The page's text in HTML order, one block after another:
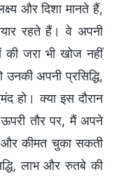
और दिशा मानते हैं,
रहते हैं। वे अपनी
की जरा भी खोज नहीं
अपनी प्रसिद्धि,
हो। क्या इस दौरान
ऊपरी तौर पर, मैं अपने
और कीमत चुका सकती
लाभ और रुतबे की